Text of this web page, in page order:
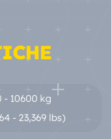
- 10600 kg
- 23,369 lbs)